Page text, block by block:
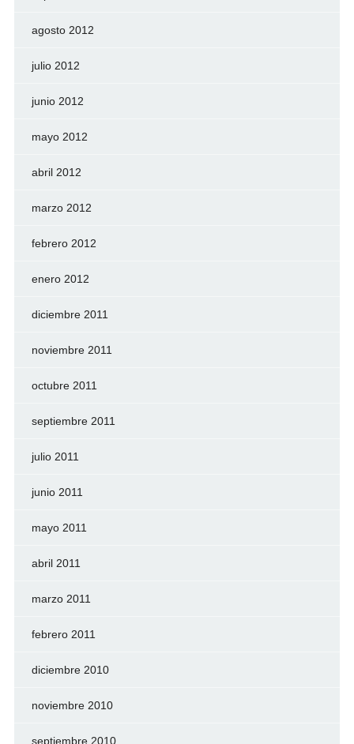
agosto 2012
julio 2012
junio 2012
mayo 2012
abril 2012
marzo 2012
febrero 2012
enero 2012
diciembre 2011
noviembre 2011
octubre 2011
septiembre 2011
julio 2011
junio 2011
mayo 2011
abril 2011
marzo 2011
febrero 2011
diciembre 2010
noviembre 2010
septiembre 2010